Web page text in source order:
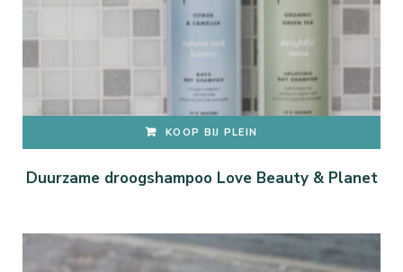
KOOP BIJ PLEIN
Duurzame droogshampoo Love Beauty & Planet